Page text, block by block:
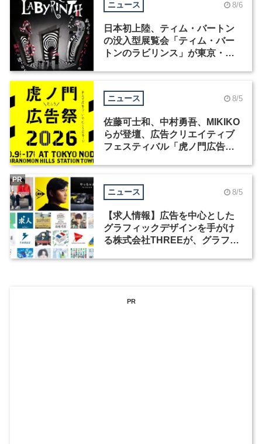
ニュース 8/6
日本初上陸、ティム・バートン
の没入型展覧会「ティム・バー
トンのラビリンス」が東京・豊
ニュース 8/5
佐藤可士和、中村勇吾、MIKIKO
らが登壇、広告クリエイティブ
フェスティバル「虎ノ門広告
ニュース 8/5
【求人情報】広告を中心とした
グラフィックデザインを手がけ
る株式会社THREEが、グラフィ
PR
PR